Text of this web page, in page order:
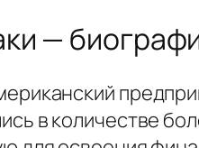
—
в количестве